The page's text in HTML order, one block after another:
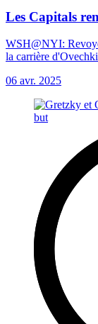
Les Capitals
WSH@NYI:
la carrière
06 avr. 2025